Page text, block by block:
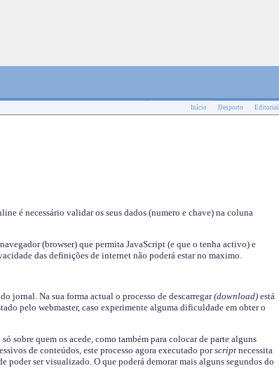
Início Desporto Editorial
é necessário validar os seus dados (numero e chave) na coluna
(browser) que permita JavaScript (e que o tenha activo) e
das definições de internet não poderá estar no maximo.
jornal. Na sua forma actual o processo de descarregar(download)está
pelo webmaster, caso experimente alguma dificuldade em obter o
sobre quem os acede, como também para colocar de parte alguns
de conteúdos, este processo agora executado porscriptnecessita
poder ser visualizado. O que poderá demorar mais alguns segundos do